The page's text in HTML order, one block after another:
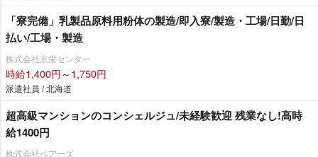
「寮完備」乳製品原料用粉体の製造/即入寮/製造・工場/日勤/日
払い/工場・製造
株式会社京栄センター
時給1,400円～1,750円
派遣社員 / 北海道
超高級マンションのコンシェルジュ/未経験歓迎 残業なし!高時
給1400円
株式会社ベアーズ